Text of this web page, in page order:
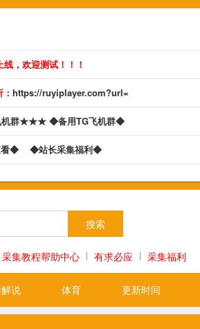
，欢迎测试！！！
https://ruyiplayer.com?url=
机群★★★ ◆备用TG飞机群◆
◆ ◆站长采集福利◆
采集教程帮助中心 有求必应 采集福利
说 体育 更新时间